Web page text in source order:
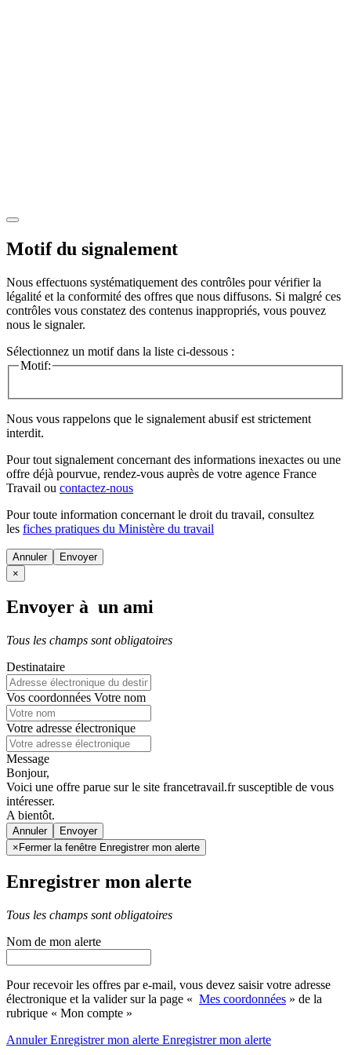
Motif du signalement
Nous effectuons systématiquement des contrôles pour vérifier la
légalité et la conformité des offres que nous diffusons. Si malgré ces
contrôles vous constatez des contenus inappropriés, vous pouvez
nous le signaler.
Sélectionnez un motif dans la liste ci-dessous :
Motif:
Nous vous rappelons que le signalement abusif est strictement
interdit.
Pour tout signalement concernant des informations inexactes ou une
offre déjà pourvue, rendez-vous auprès de votre agence France
Travail ou contactez-nous
Pour toute information concernant le droit du travail, consultez
les fiches pratiques du Ministère du travail
Annuler
×
Envoyer à un ami
Tous les champs sont obligatoires
Destinataire
Vos coordonnées Votre nom
Votre adresse électronique
Message
Bonjour,
Voici une offre parue sur le site francetravail.fr susceptible de vous
intéresser.
A bientôt.
Annuler
× Fermer la fenêtre Enregistrer mon alerte
Enregistrer mon alerte
Tous les champs sont obligatoires
Nom de mon alerte
Pour recevoir les offres par e-mail, vous devez saisir votre adresse
électronique et la valider sur la page « Mes coordonnées » de la
rubrique « Mon compte »
AnnulerEnregistrer mon alerte Enregistrermon alerte